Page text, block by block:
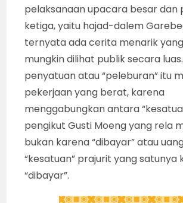
pelaksanaan upacara besar dan
ketiga, yaitu hajad-dalem
ternyata ada cerita menarik
mungkin dilihat publik secara
penyatuan atau “peleburan” itu
pekerjaan yang berat, karena
menggabungkan antara
pengikut Gusti Moeng yang rela
bukan karena “dibayar” atau
“kesatuan” prajurit yang satunya
“dibayar”.